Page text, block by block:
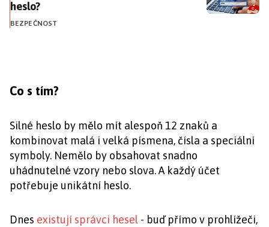
heslo?
BEZPEČNOST
Co s tím?
Silné heslo by mělo mít alespoň 12 znaků a
kombinovat malá i velká písmena, čísla a speciální
symboly. Nemělo by obsahovat snadno
uhádnutelné vzory nebo slova. A každý účet
potřebuje unikátní heslo.
Dnes existují správci hesel - buď přímo v prohlížeči,